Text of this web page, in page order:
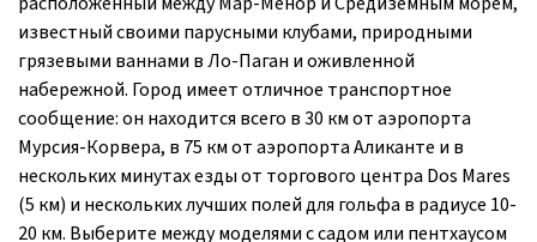
известный своими парусными клубами, природными
грязевыми ваннами в Ло-Паган и оживленной
набережной. Город имеет отличное транспортное
сообщение: он находится всего в 30 км от аэропорта
Мурсия-Корвера, в 75 км от аэропорта Аликанте и в
нескольких минутах езды от торгового центра Dos Mares
(5 км) и нескольких лучших полей для гольфа в радиусе 10-
20 км. Выберите между моделями с садом или пентхаусом